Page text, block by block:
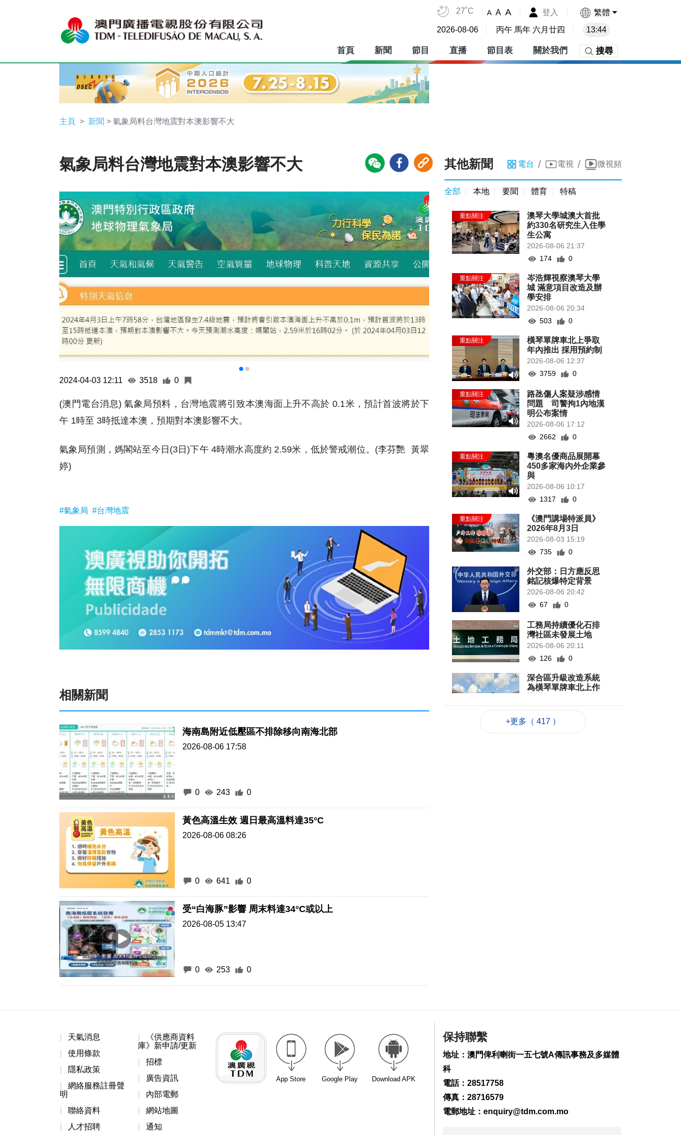
27˚C A A A 登入 繁體
2026-08-06 丙午 馬年 六月廿四 13:44
首頁 新聞 節目 直播 節目表 關於我們 搜尋
主頁 新聞 > 氣象局料台灣地震對本澳影響不大
氣象局料台灣地震對本澳影響不大
2024-04-03 12:11 3518 0
(澳門電台消息) 氣象局預料，台灣地震將引致本澳海面上升不高於 0.1米，預計首波將於下
午 1時至 3時抵達本澳，預期對本澳影響不大。
氣象局預測，媽閣站至今日(3日)下午 4時潮水高度約 2.59米，低於警戒潮位。(李芬艷 黃翠
婷)
#氣象局 #台灣地震
相關新聞
海南島附近低壓區不排除移向南海北部
2026-08-06 17:58
0 243 0
黃色高溫生效 週日最高溫料達35°C
2026-08-06 08:26
0 641 0
受“白海豚”影響 周末料達34°C或以上
2026-08-05 13:47
0 253 0
其他新聞 電台 / 電視 / 微視頻
全部 本地 要聞 體育 特稿
澳琴大學城澳大首批
約330名研究生入住學
生公寓
2026-08-06 21:37
174
0
岑浩輝視察澳琴大學
城 滿意項目改造及辦
學安排
2026-08-06 20:34
503
0
橫琴單牌車北上爭取
年內推出 採用預約制
2026-08-06 12:37
3759
0
路氹傷人案疑涉感情
問題 司警拘1內地漢
明公布案情
2026-08-06 17:12
2662
0
粵澳名優商品展開幕
450多家海內外企業參
與
2026-08-06 10:17
1317
0
《澳門講場特派員》
2026年8月3日
2026-08-03 15:19
735
0
外交部：日方應反思
銘記核爆特定背景
2026-08-06 20:42
67
0
工務局持續優化石排
灣社區未發展土地
2026-08-06 20:11
126
0
深合區升級改造系統
為橫琴單牌車北上作
177
內地傳媒公司拜訪澳
海南島附近低壓區不
+更多（ 417 ）
天氣消息
使用條款
隱私政策
網絡服務註冊聲
明
聯絡資料
人才招聘
《供應商資料
庫》新申請/更新
招標
廣告資訊
內部電郵
網站地圖
通知
App Store Google Play Download APK
保持聯繫
地址：澳門俾利喇街一五七號A傳訊事務及多媒體
科
電話：28517758
傳真：28716579
電郵地址： enquiry@tdm.com.mo